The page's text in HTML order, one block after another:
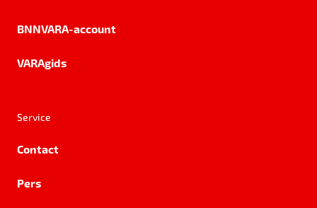
BNNVARA-account
VARAgids
Service
Contact
Pers